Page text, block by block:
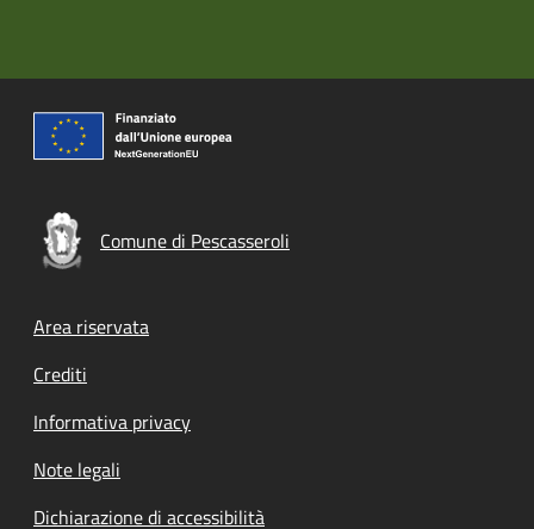
Comune di Pescasseroli
Footer menu
Area riservata
Crediti
Informativa privacy
Note legali
Dichiarazione di accessibilità